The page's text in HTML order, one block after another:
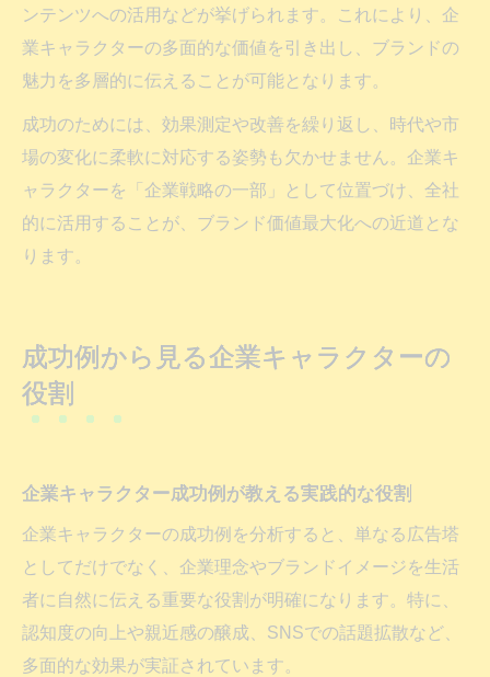
ンテンツへの活用などが挙げられます。これにより、企
業キャラクターの多面的な価値を引き出し、ブランドの
魅力を多層的に伝えることが可能となります。
成功のためには、効果測定や改善を繰り返し、時代や市
場の変化に柔軟に対応する姿勢も欠かせません。企業キ
ャラクターを「企業戦略の一部」として位置づけ、全社
的に活用することが、ブランド価値最大化への近道とな
ります。
成功例から見る企業キャラクターの
役割
企業キャラクター成功例が教える実践的な役割
企業キャラクターの成功例を分析すると、単なる広告塔
としてだけでなく、企業理念やブランドイメージを生活
者に自然に伝える重要な役割が明確になります。特に、
認知度の向上や親近感の醸成、SNSでの話題拡散など、
多面的な効果が実証されています。